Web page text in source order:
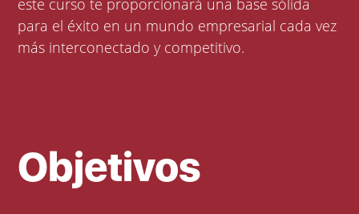
este curso te proporcionará una base sólida
para el éxito en un mundo empresarial cada vez
más interconectado y competitivo.
Objetivos